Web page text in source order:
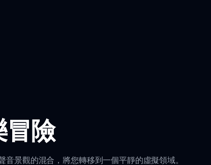
冒險
景觀的混合，將您轉移到一個平靜的虛擬領域。